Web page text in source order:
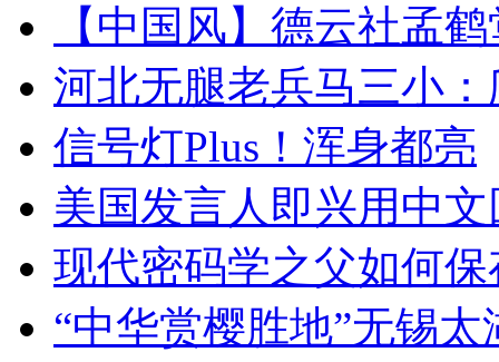
【中国风】德云社孟
河北无腿老兵马三小
信号灯Plus！浑身都亮
美国发言人即兴用中
现代密码学之父如何
“中华赏樱胜地”无锡